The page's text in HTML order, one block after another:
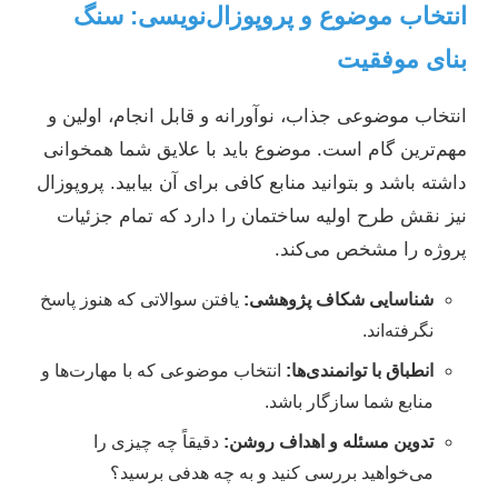
انتخاب موضوع و پروپوزال‌نویسی: سنگ
بنای موفقیت
انتخاب موضوعی جذاب، نوآورانه و قابل انجام، اولین و
مهم‌ترین گام است. موضوع باید با علایق شما همخوانی
داشته باشد و بتوانید منابع کافی برای آن بیابید. پروپوزال
نیز نقش طرح اولیه ساختمان را دارد که تمام جزئیات
پروژه را مشخص می‌کند.
شناسایی شکاف پژوهشی: یافتن سوالاتی که هنوز پاسخ
نگرفته‌اند.
انطباق با توانمندی‌ها: انتخاب موضوعی که با مهارت‌ها و
منابع شما سازگار باشد.
تدوین مسئله و اهداف روشن: دقیقاً چه چیزی را
می‌خواهید بررسی کنید و به چه هدفی برسید؟